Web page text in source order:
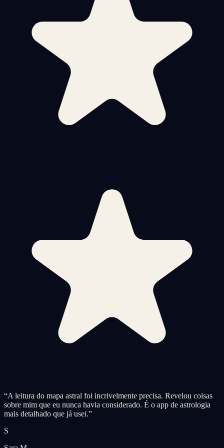
“A leitura do mapa astral foi incrivelmente precisa. Revelou coisas
sobre mim que eu nunca havia considerado. É o app de astrologia
mais detalhado que já usei.”
S